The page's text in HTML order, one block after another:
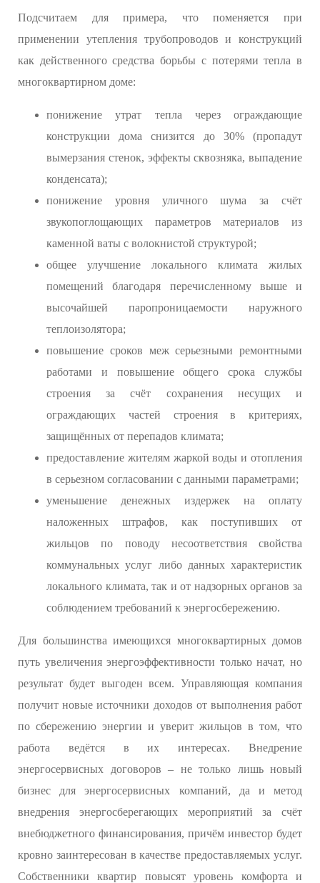
Подсчитаем для примера, что поменяется при
применении утепления трубопроводов и конструкций
как действенного средства борьбы с потерями тепла в
многоквартирном доме:
понижение утрат тепла через ограждающие
конструкции дома снизится до 30% (пропадут
вымерзания стенок, эффекты сквозняка, выпадение
конденсата);
понижение уровня уличного шума за счёт
звукопоглощающих параметров материалов из
каменной ваты с волокнистой структурой;
общее улучшение локального климата жилых
помещений благодаря перечисленному выше и
высочайшей паропроницаемости наружного
теплоизолятора;
повышение сроков меж серьезными ремонтными
работами и повышение общего срока службы
строения за счёт сохранения несущих и
ограждающих частей строения в критериях,
защищённых от перепадов климата;
предоставление жителям жаркой воды и отопления
в серьезном согласовании с данными параметрами;
уменьшение денежных издержек на оплату
наложенных штрафов, как поступивших от
жильцов по поводу несоответствия свойства
коммунальных услуг либо данных характеристик
локального климата, так и от надзорных органов за
соблюдением требований к энергосбережению.
Для большинства имеющихся многоквартирных домов
путь увеличения энергоэффективности только начат, но
результат будет выгоден всем. Управляющая компания
получит новые источники доходов от выполнения работ
по сбережению энергии и уверит жильцов в том, что
работа ведётся в их интересах. Внедрение
энергосервисных договоров – не только лишь новый
бизнес для энергосервисных компаний, да и метод
внедрения энергосберегающих мероприятий за счёт
внебюджетного финансирования, причём инвестор будет
кровно заинтересован в качестве предоставляемых услуг.
Собственники квартир повысят уровень комфорта и